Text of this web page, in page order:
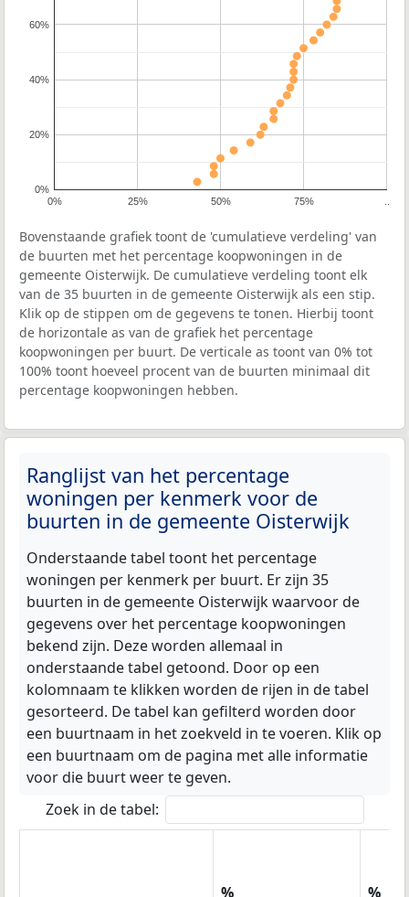
0% 25% 50% 75%
0%
20%
40%
60%
Bovenstaande grafiek toont de 'cumulatieve verdeling' van
de buurten met het percentage koopwoningen in de
gemeente Oisterwijk. De cumulatieve verdeling toont elk
van de 35 buurten in de gemeente Oisterwijk als een stip.
Klik op de stippen om de gegevens te tonen. Hierbij toont
de horizontale as van de grafiek het percentage
koopwoningen per buurt. De verticale as toont van 0% tot
100% toont hoeveel procent van de buurten minimaal dit
percentage koopwoningen hebben.
Ranglijst van het percentage
woningen per kenmerk voor de
buurten in de gemeente Oisterwijk
Onderstaande tabel toont het percentage
woningen per kenmerk per buurt. Er zijn 35
buurten in de gemeente Oisterwijk waarvoor de
gegevens over het percentage koopwoningen
bekend zijn. Deze worden allemaal in
onderstaande tabel getoond. Door op een
kolomnaam te klikken worden de rijen in de tabel
gesorteerd. De tabel kan gefilterd worden door
een buurtnaam in het zoekveld in te voeren. Klik op
een buurtnaam om de pagina met alle informatie
voor die buurt weer te geven.
Zoek in de tabel:
% %